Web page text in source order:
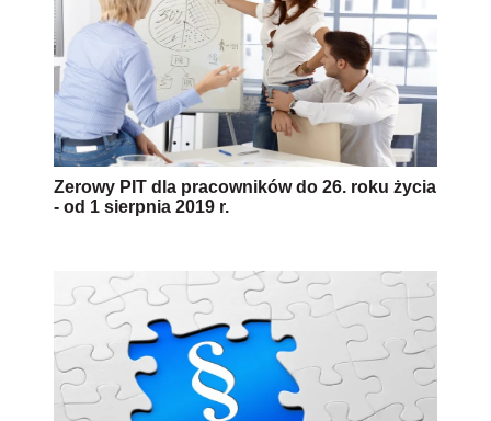
Zerowy PIT dla pracowników do 26. roku życia
- od 1 sierpnia 2019 r.